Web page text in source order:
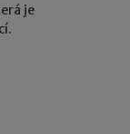
je